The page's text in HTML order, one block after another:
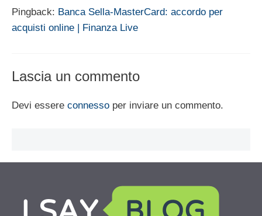
Pingback: Banca Sella-MasterCard: accordo per
acquisti online | Finanza Live
Lascia un commento
Devi essere connesso per inviare un commento.